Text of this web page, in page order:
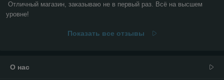
Отличный магазин, заказываю не в первый раз. Всё на высшем
уровне!
Показать все отзывы
О нас